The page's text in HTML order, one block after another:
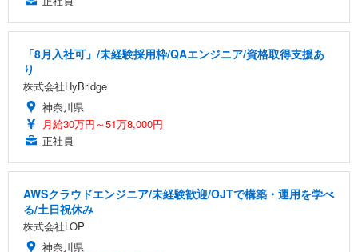
「8月入社可」/未経験採用枠/QAエンジニア/資格取得支援あ
り
株式会社HyBridge
神奈川県
月給30万円～51万8,000円
正社員
AWSクラウドエンジニア/未経験歓迎/OJTで構築・運用を学べ
る/土日祝休み
株式会社LOP
神奈川県